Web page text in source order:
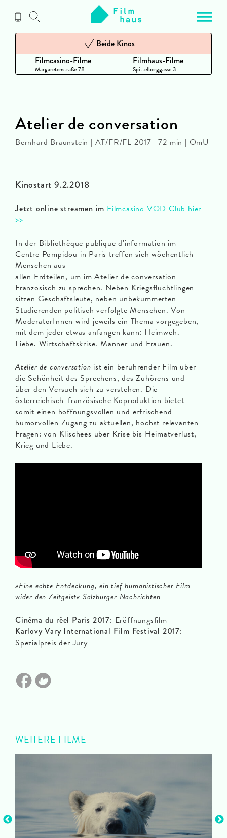
Inhalt
Filmcasino-Filme
Margaretenstraße 78
Beide Kinos
Filmhaus-Filme
Spittelberggasse 3
Kinostart 9.2.2018
Jetzt online streamen im Filmcasino VOD Club hier
>>
In der Bibliothèque publique d’information im
Centre Pompidou in Paris treffen sich wöchentlich
Menschen aus
allen Erdteilen, um im Atelier de conversation
Französisch zu sprechen. Neben Kriegsflüchtlingen
sitzen Geschäftsleute, neben unbekümmerten
Studierenden politisch verfolgte Menschen. Von
ModeratorInnen wird jeweils ein Thema vorgegeben,
mit dem jeder etwas anfangen kann: Heimweh.
Liebe. Wirtschaftskrise. Männer und Frauen.
Atelier de conversation ist ein berührender Film über
die Schönheit des Sprechens, des Zuhörens und
über den Versuch sich zu verstehen. Die
österreichisch-französische Koproduktion bietet
somit einen hoffnungsvollen und erfrischend
humorvollen Zugang zu aktuellen, höchst relevanten
Fragen: von Klischees über Krise bis Heimatverlust,
Krieg und Liebe.
»Eine echte Entdeckung, ein tief humanistischer Film
wider den Zeitgeist« Salzburger Nachrichten
Cinéma du rèel Paris 2017: Eröffnungsfilm
Karlovy Vary International Film Festival 2017:
Spezialpreis der Jury
Atelier de conversation
Bernhard Braunstein | AT/FR/FL 2017 | 72 min | OmU
WEITERE FILME